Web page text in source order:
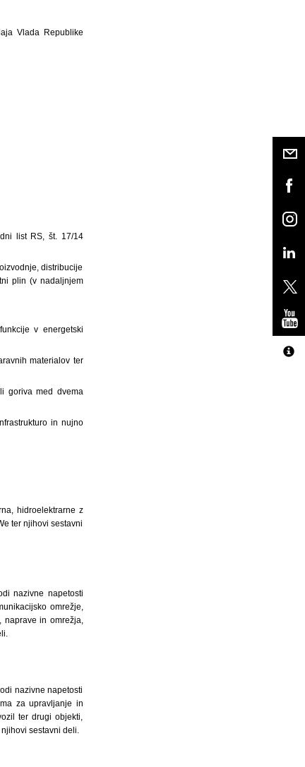
Vlada Republike
list RS, št. 17/14
distribucije
plin (v nadaljnjem
v energetski
materialov ter
goriva med dvema
in nujno
hidroelektrarne z
ter njihovi sestavni
nazivne napetosti
omrežje,
naprave in omrežja,
nazivne napetosti
za upravljanje in
ter drugi objekti,
sestavni deli.